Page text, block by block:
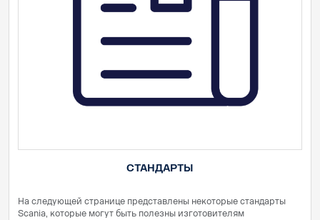
СТАНДАРТЫ
На следующей странице представлены некоторые стандарты
Scania, которые могут быть полезны изготовителям